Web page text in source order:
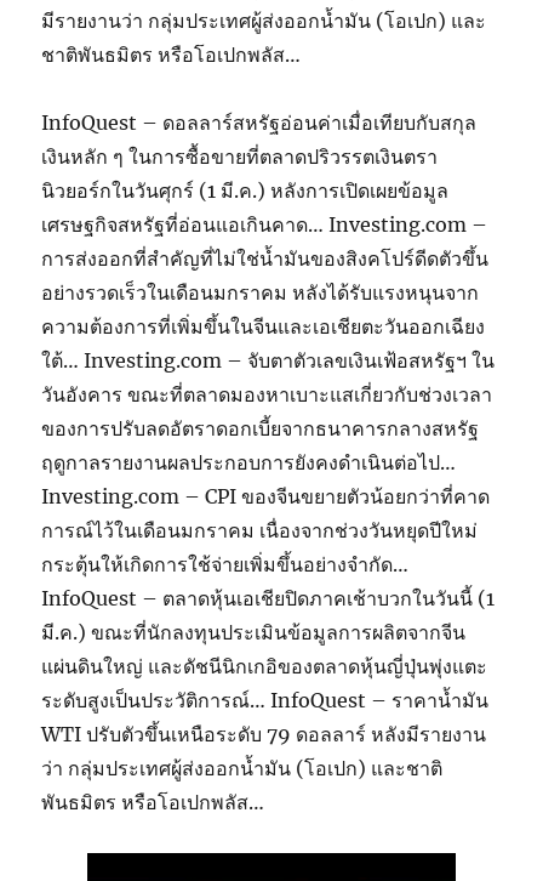
มีรายงานว่า กลุ่มประเทศผู้ส่งออกน้ำมัน (โอเปก) และ
ชาติพันธมิตร หรือโอเปกพลัส…
InfoQuest – ดอลลาร์สหรัฐอ่อนค่าเมื่อเทียบกับสกุล
เงินหลัก ๆ ในการซื้อขายที่ตลาดปริวรรตเงินตรา
นิวยอร์กในวันศุกร์ (1 มี.ค.) หลังการเปิดเผยข้อมูล
เศรษฐกิจสหรัฐที่อ่อนแอเกินคาด… Investing.com –
การส่งออกที่สำคัญที่ไม่ใช่น้ำมันของสิงคโปร์ดีดตัวขึ้น
อย่างรวดเร็วในเดือนมกราคม หลังได้รับแรงหนุนจาก
ความต้องการที่เพิ่มขึ้นในจีนและเอเชียตะวันออกเฉียง
ใต้… Investing.com – จับตาตัวเลขเงินเฟ้อสหรัฐฯ ใน
วันอังคาร ขณะที่ตลาดมองหาเบาะแสเกี่ยวกับช่วงเวลา
ของการปรับลดอัตราดอกเบี้ยจากธนาคารกลางสหรัฐ
ฤดูกาลรายงานผลประกอบการยังคงดำเนินต่อไป…
Investing.com – CPI ของจีนขยายตัวน้อยกว่าที่คาด
การณ์ไว้ในเดือนมกราคม เนื่องจากช่วงวันหยุดปีใหม่
กระตุ้นให้เกิดการใช้จ่ายเพิ่มขึ้นอย่างจำกัด…
InfoQuest – ตลาดหุ้นเอเชียปิดภาคเช้าบวกในวันนี้ (1
มี.ค.) ขณะที่นักลงทุนประเมินข้อมูลการผลิตจากจีน
แผ่นดินใหญ่ และดัชนีนิกเกอิของตลาดหุ้นญี่ปุ่นพุ่งแตะ
ระดับสูงเป็นประวัติการณ์… InfoQuest – ราคาน้ำมัน
WTI ปรับตัวขึ้นเหนือระดับ 79 ดอลลาร์ หลังมีรายงาน
ว่า กลุ่มประเทศผู้ส่งออกน้ำมัน (โอเปก) และชาติ
พันธมิตร หรือโอเปกพลัส…